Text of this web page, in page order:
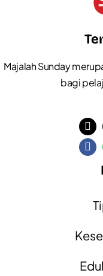
Majalah Sunday
bagi